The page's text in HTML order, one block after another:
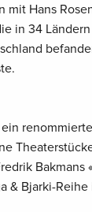
mit Hans
in 34
Bakmans
& Bjarki-